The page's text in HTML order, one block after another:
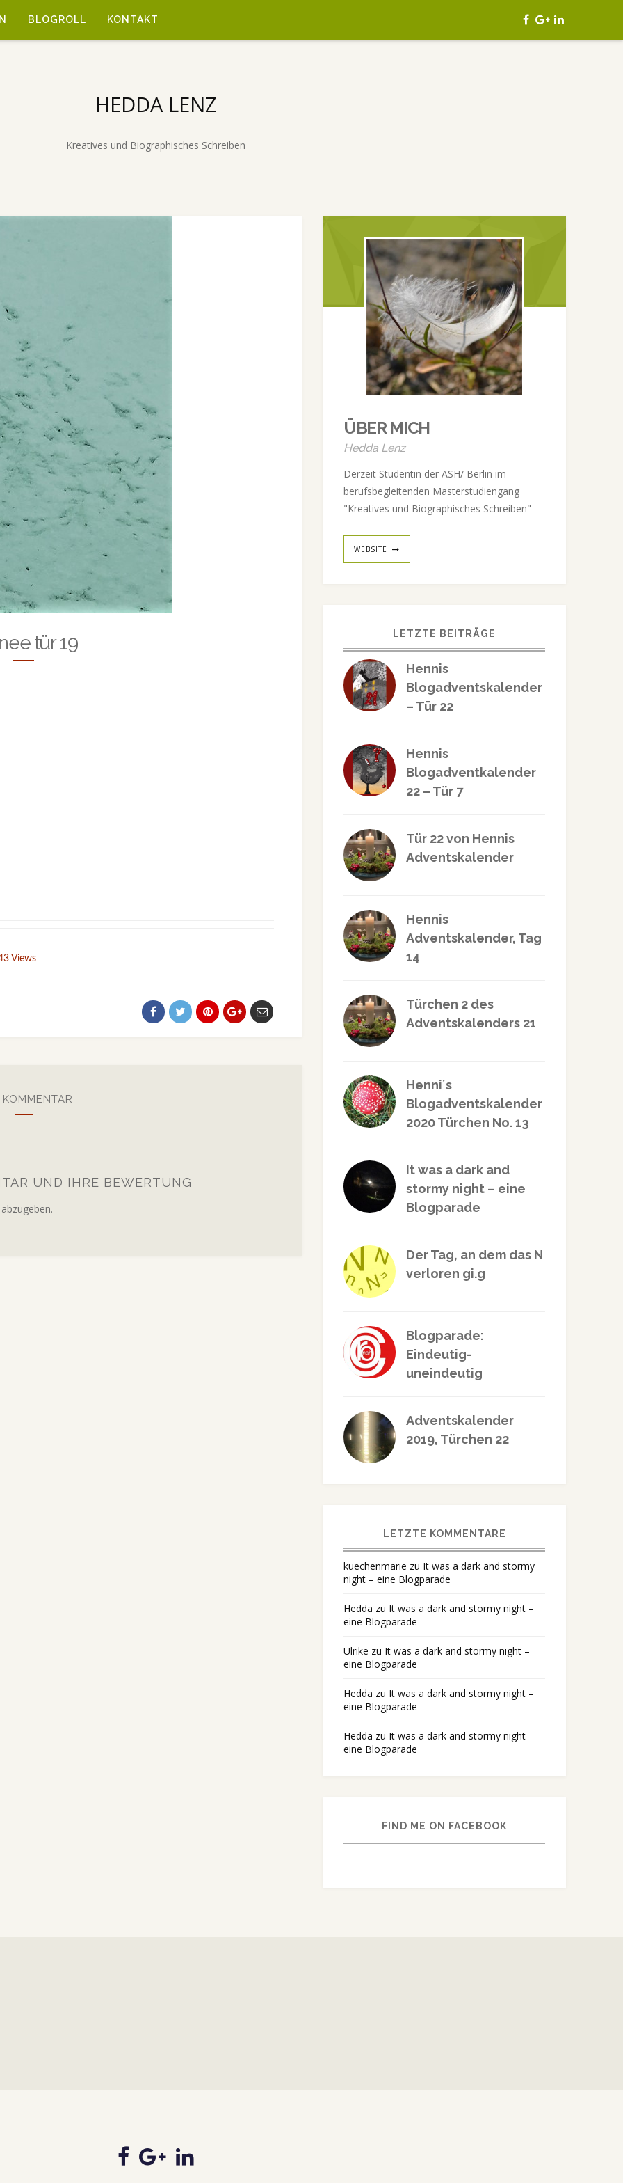
BLOGROLL KONTAKT
HEDDA LENZ
Kreatives und Biographisches Schreiben
tür 19
Views
UND IHRE BEWERTUNG
ÜBER MICH
Hedda Lenz
Derzeit Studentin der ASH/ Berlin im
berufsbegleitenden Masterstudiengang
"Kreatives und Biographisches Schreiben"
WEBSITE
LETZTE BEITRÄGE
Hennis
Blogadventskalender
– Tür 22
Hennis
Blogadventkalender
22 – Tür 7
Tür 22 von Hennis
Adventskalender
Hennis
Adventskalender, Tag
14
Türchen 2 des
Adventskalenders 21
Henni´s
Blogadventskalender
2020 Türchen No. 13
It was a dark and
stormy night – eine
Blogparade
Der Tag, an dem das N
verloren gi.g
Blogparade:
Eindeutig-
uneindeutig
Adventskalender
2019, Türchen 22
LETZTE KOMMENTARE
kuechenmarie zu It was a dark and stormy
night – eine Blogparade
Hedda zu It was a dark and stormy night –
eine Blogparade
Ulrike zu It was a dark and stormy night –
eine Blogparade
Hedda zu It was a dark and stormy night –
eine Blogparade
Hedda zu It was a dark and stormy night –
eine Blogparade
FIND ME ON FACEBOOK